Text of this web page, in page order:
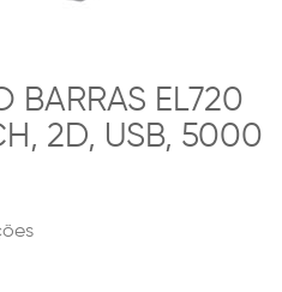
BARRAS EL720
2D, USB, 5000